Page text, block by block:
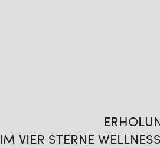
IM VIER STERNE